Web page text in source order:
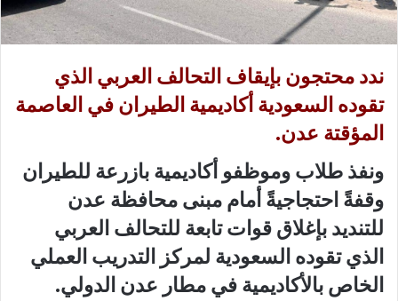
ندد محتجون بإيقاف التحالف العربي الذي
تقوده السعودية أكاديمية الطيران في العاصمة
المؤقتة عدن.
ونفذ طلاب وموظفو أكاديمية بازرعة للطيران
وقفةً احتجاجيةً أمام مبنى محافظة عدن
للتنديد بإغلاق قوات تابعة للتحالف العربي
الذي تقوده السعودية لمركز التدريب العملي
الخاص بالأكاديمية في مطار عدن الدولي.